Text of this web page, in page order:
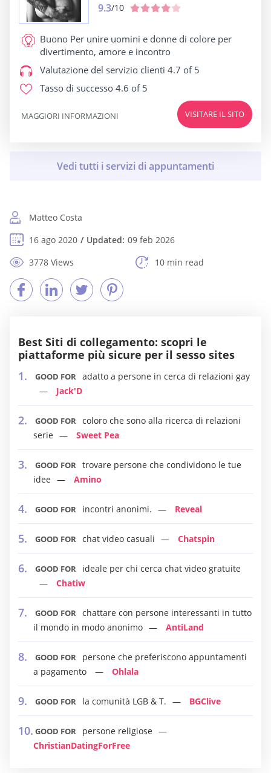
9.3/10
Buono Per unire uomini e donne di colore per
divertimento, amore e incontro
Valutazione del servizio clienti 4.7 of 5
Tasso di successo 4.6 of 5
VISITARE IL SITO
MAGGIORI INFORMAZIONI
Matteo Costa
16 ago 2020
Updated: 09 feb 2026
3778 Views
10 min read
Best Siti di collegamento: scopri le
piattaforme più sicure per il sesso sites
GOOD FOR adatto a persone in cerca di relazioni gay
Jack'D
GOOD FOR coloro che sono alla ricerca di relazioni
serie
Sweet Pea
GOOD FOR trovare persone che condividono le tue
idee
Amino
GOOD FOR incontri anonimi. Reveal
GOOD FOR chat video casuali Chatspin
GOOD FOR
ideale per chi cerca chat video gratuite
Chatiw
GOOD FOR chattare con persone interessanti in tutto
il mondo in modo anonimo
AntiLand
GOOD FOR
persone che preferiscono appuntamenti
a pagamento
Ohlala
GOOD FOR la comunità LGB & T. BGClive
GOOD FOR
persone religiose
ChristianDatingForFree